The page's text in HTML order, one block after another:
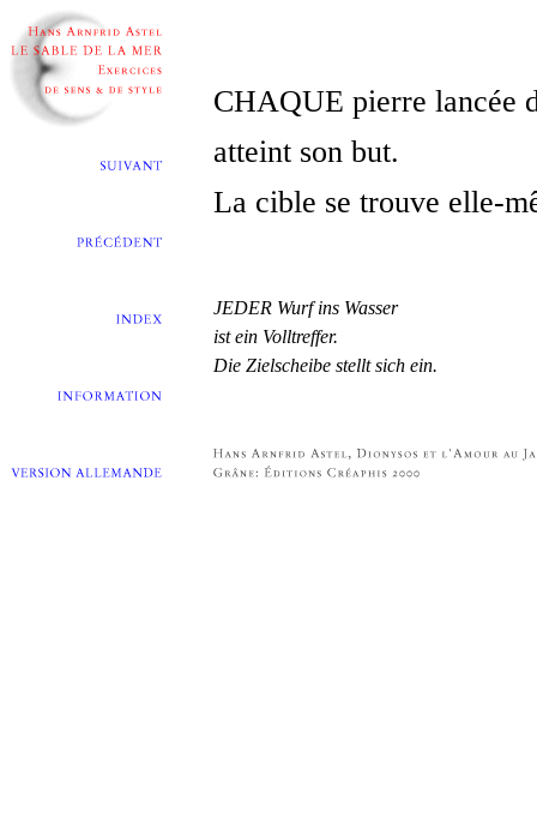
CHAQUE pierre lancée
atteint son but.
La cible se trouve elle-
JEDER Wurf ins Wasser
ist ein Volltreffer.
Die Zielscheibe stellt sich ein.